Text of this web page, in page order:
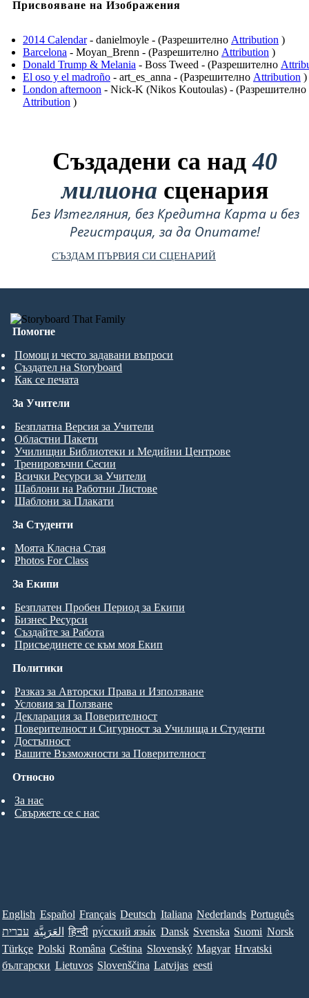
Присвояване на Изображения
2014 Calendar- danielmoyle - (Разрешително Attribution )
Barcelona - Moyan_Brenn - (Разрешително Attribution )
Donald Trump & Melania - Boss Tweed - (Разрешително
El oso y el madroño - art_es_anna - (Разрешително Attribution )
London afternoon - Nick-K (Nikos Koutoulas) - (Разрешително
Attribution )
Създадени са над40
милиона сценария
Без Изтегляния, без Кредитна Карта и без
Регистрация, за да Опитате!
СЪЗДАМ ПЪРВИЯ СИ СЦЕНАРИЙ
Помогне
Помощ и често задавани въпроси
Създател на Storyboard
Как се печата
За Студенти
Моята Класна Стая
Photos For Class
За Учители
Безплатна Версия за Учители
Областни Пакети
Училищни Библиотеки и Медийни Центрове
Тренировъчни Сесии
Всички Ресурси за Учители
Шаблони на Работни Листове
Шаблони за Плакати
За Екипи
Безплатен Пробен Период за Екипи
Бизнес Ресурси
Създайте за Работа
Присъединете се към моя Екип
Относно
За нас
Свържете се с нас
Политики
Разказ за Авторски Права и Използване
Условия за Ползване
Декларация за Поверителност
Поверителност и Сигурност за Училища и Студенти
Достъпност
Вашите Възможности за Поверителност
English Español Français Deutsch Italiana Nederlands Português
עברית العَرَبِيَّة हिन्दी ру́сский язы́к Dansk Svenska Suomi Norsk
Türkçe Polski Româna Ceština Slovenský Magyar Hrvatski
български Lietuvos Slovenščina Latvijas eesti